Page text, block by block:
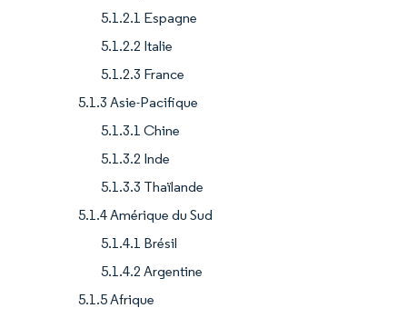
5.1.2.1 Espagne
5.1.2.2 Italie
5.1.2.3 France
5.1.3 Asie-Pacifique
5.1.3.1 Chine
5.1.3.2 Inde
5.1.3.3 Thaïlande
5.1.4 Amérique du Sud
5.1.4.1 Brésil
5.1.4.2 Argentine
5.1.5 Afrique